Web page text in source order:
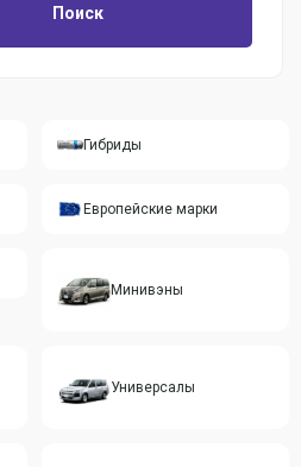
Поиск
Гибриды
Европейские марки
Минивэны
Универсалы